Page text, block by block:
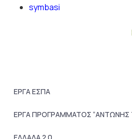
symbasi
ΕΡΓΑ ΕΣΠΑ
ΕΡΓΑ ΠΡΟΓΡΑΜΜΑΤΟΣ “ΑΝΤΩΝΗΣ